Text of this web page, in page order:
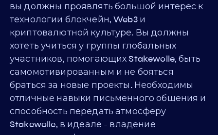
вы должны проявлять большой интерес к
технологии блокчейн, Web3 и
криптовалютной культуре. Вы должны
хотеть учиться у группы глобальных
участников, помогающих Stakewolle, быть
самомотивированным и не бояться
браться за новые проекты. Необходимы
отличные навыки письменного общения и
способность передать атмосферу
Stakewolle, в идеале - владение